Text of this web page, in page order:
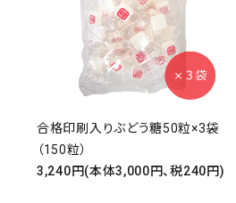
合格印刷入りぶどう糖50粒×3袋
（150粒）
3,240円(本体3,000円、税240円)